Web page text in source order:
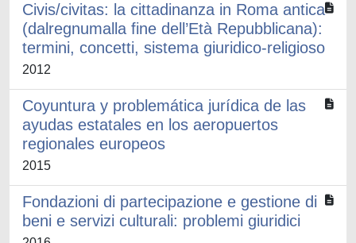
Civis/civitas: la cittadinanza in Roma antica
(dalregnumalla fine dell’Età Repubblicana):
termini, concetti, sistema giuridico-religioso
2012
Coyuntura y problemática jurídica de las
ayudas estatales en los aeropuertos
regionales europeos
2015
Fondazioni di partecipazione e gestione di
beni e servizi culturali: problemi giuridici